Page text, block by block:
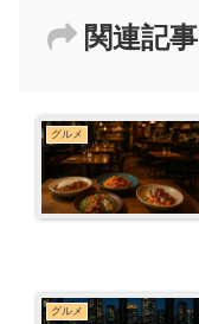
関連記事
グルメ
グルメ